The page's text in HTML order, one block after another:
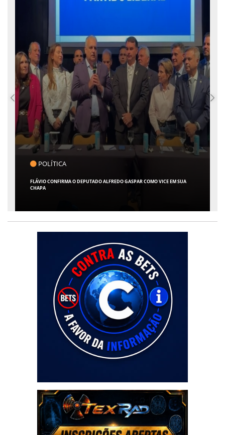
POLÍTICA
FLÁVIO CONFIRMA O DEPUTADO ALFREDO GASPAR COMO VICE EM SUA
CHAPA